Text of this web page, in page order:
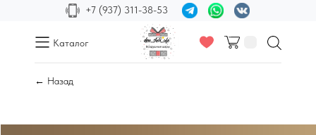
+7 (937) 311-38-53
Каталог
← Назад